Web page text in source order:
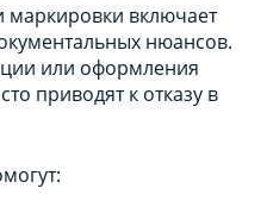
включает
нюансов.
или оформления
приводят к отказу в